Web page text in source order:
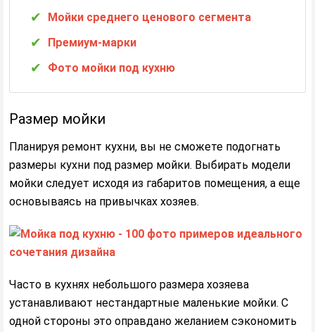
Мойки среднего ценового сегмента
Премиум-марки
Фото мойки под кухню
Размер мойки
Планируя ремонт кухни, вы не сможете подогнать
размеры кухни под размер мойки. Выбирать модели
мойки следует исходя из габаритов помещения, а еще
основываясь на привычках хозяев.
Часто в кухнях небольшого размера хозяева
устанавливают нестандартные маленькие мойки. С
одной стороны это оправдано желанием сэкономить